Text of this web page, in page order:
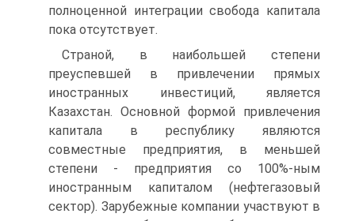
полноценной интеграции свобода капитала
пока отсутствует.
Страной, в наибольшей степени
преуспевшей в привлечении прямых
иностранных инвестиций, является
Казахстан. Основной формой привлечения
капитала в республику являются
совместные предприятия, в меньшей
степени - предприятия со 100%-ным
иностранным капиталом (нефтегазовый
сектор). Зарубежные компании участвуют в